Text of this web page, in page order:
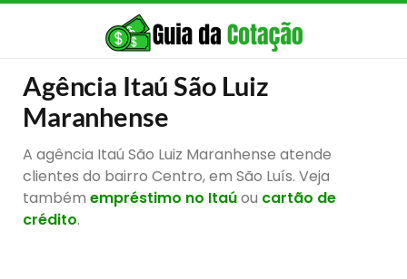
Agência Itaú São Luiz
Maranhense
A agência Itaú São Luiz Maranhense atende
clientes do bairro Centro, em São Luís. Veja
também empréstimo no Itaúou cartão de
crédito.